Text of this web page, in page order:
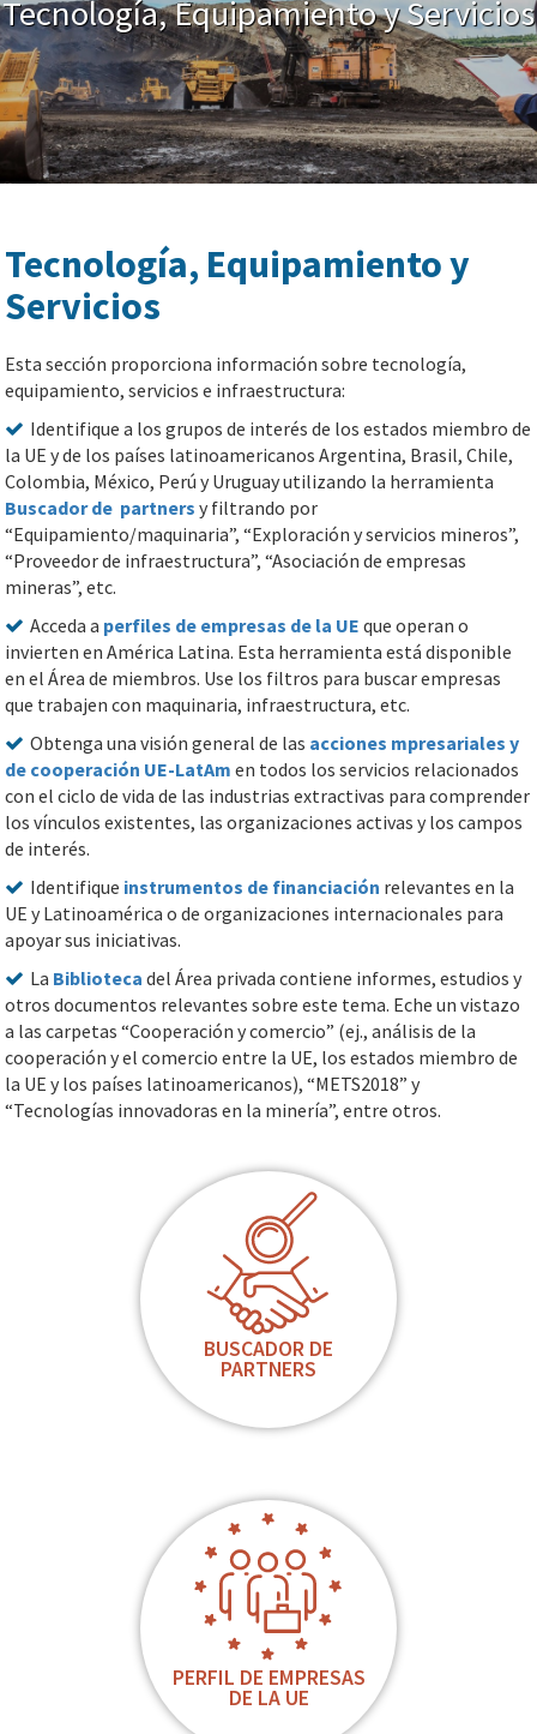
Tecnología, Equipamiento y Servicios
Tecnología, Equipamiento y
Servicios
Esta sección proporciona información sobre tecnología,
equipamiento, servicios e infraestructura:
Identifique a los grupos de interés de los estados miembro de
la UE y de los países latinoamericanos Argentina, Brasil, Chile,
Colombia, México, Perú y Uruguay utilizando la herramienta
Buscador de partnersy filtrando por
“Equipamiento/maquinaria”, “Exploración y servicios mineros”,
“Proveedor de infraestructura”, “Asociación de empresas
mineras”, etc.
Acceda a perfiles de empresas de la UE que operan o
invierten en América Latina. Esta herramienta está disponible
en el Área de miembros. Use los filtros para buscar empresas
que trabajen con maquinaria, infraestructura, etc.
Obtenga una visión general de las acciones mpresariales y
de cooperación UE-LatAm en todos los servicios relacionados
con el ciclo de vida de las industrias extractivas para comprender
los vínculos existentes, las organizaciones activas y los campos
de interés.
Identifique instrumentos de financiación relevantes en la
UE y Latinoamérica o de organizaciones internacionales para
apoyar sus iniciativas.
La Biblioteca del Área privada contiene informes, estudios y
otros documentos relevantes sobre este tema. Eche un vistazo
a las carpetas “Cooperación y comercio” (ej., análisis de la
cooperación y el comercio entre la UE, los estados miembro de
la UE y los países latinoamericanos), “METS2018” y
“Tecnologías innovadoras en la minería”, entre otros.
BUSCADOR DE
PARTNERS
PERFIL DE EMPRESAS
DE LA UE